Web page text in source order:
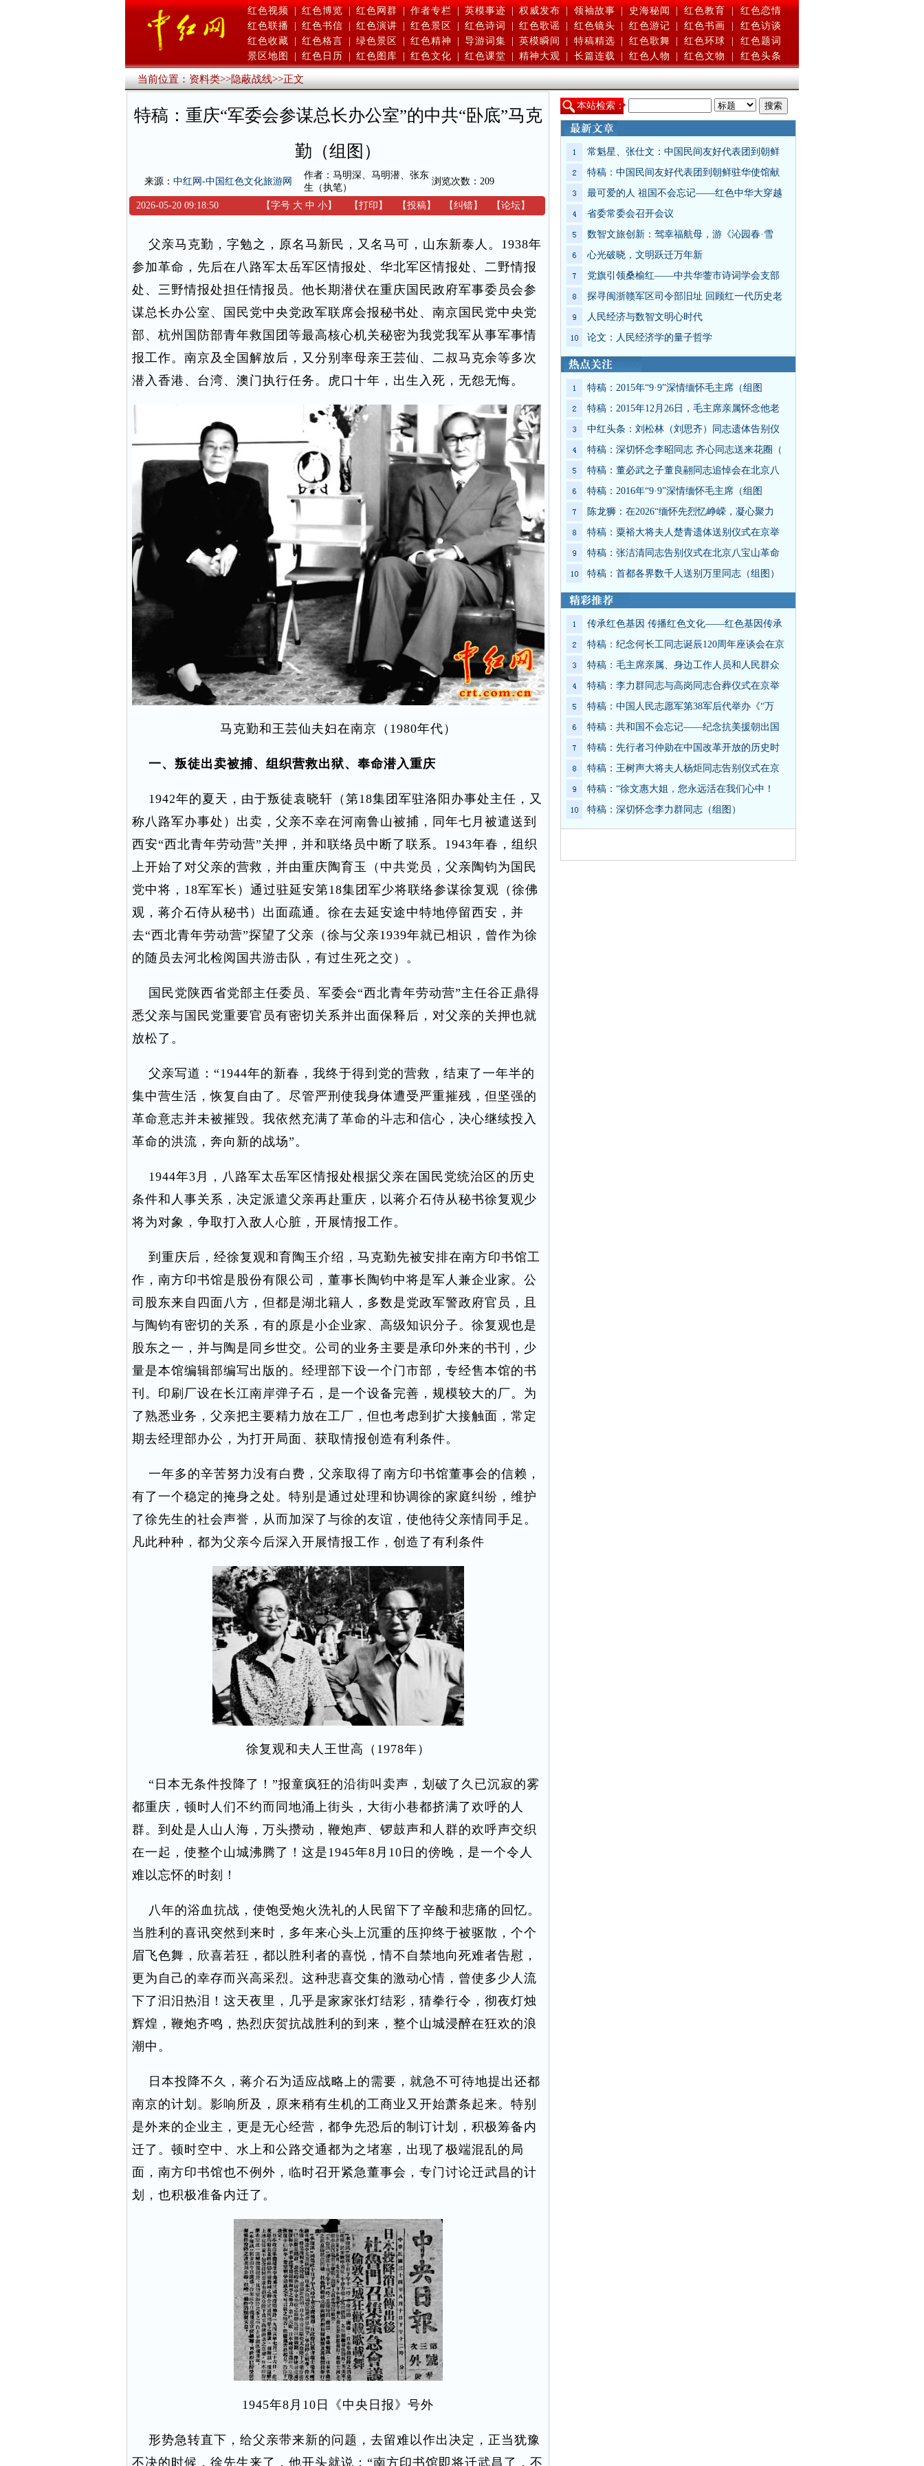
红色视频 | 红色博览 | 红色网群 | 作者专栏 | 英模事迹 | 权威发布 | 领袖故事 | 史海秘闻 | 红色教育 |
红色恋情
红色联播
红色书信 红色演讲 红色景区 红色诗词 红色歌谣 红色镜头 红色游记 红色书画
红色访谈
红色收藏
红色格言 绿色景区 红色精神 导游词集 英模瞬间 特稿精选 红色歌舞 红色环球
红色题词
景区地图
红色日历 红色图库 红色文化 红色课堂 精神大观 长篇连载 红色人物 红色文物 红色头条
当前位置：资料类>>隐蔽战线>>正文
特稿：重庆“军委会参谋总长办公室”的中共“卧底”马克
勤（组图）
来源： 中红网-中国红色文化旅游网
作者：马明深、马明潜、张东
生（执笔）
浏览次数： 209
2026-05-20 09:18:50 【字号 大 中 小】 【打印 】 【投稿】 【纠错】 【论坛】
父亲马克勤，字勉之，原名马新民，又名马可，山东新泰人。1938年
参加革命，先后在八路军太岳军区情报处、华北军区情报处、二野情报
处、三野情报处担任情报员。他长期潜伏在重庆国民政府军事委员会参
谋总长办公室、国民党中央党政军联席会报秘书处、南京国民党中央党
部、杭州国防部青年救国团等最高核心机关秘密为我党我军从事军事情
报工作。南京及全国解放后，又分别率母亲王芸仙、二叔马克余等多次
潜入香港、台湾、澳门执行任务。虎口十年，出生入死，无怨无悔。
马克勤和王芸仙夫妇在南京（1980年代）
一、叛徒出卖被捕、组织营救出狱、奉命潜入重庆
1942年的夏天，由于叛徒袁晓轩（第18集团军驻洛阳办事处主任，又
称八路军办事处）出卖，父亲不幸在河南鲁山被捕，同年七月被遣送到
西安“西北青年劳动营”关押，并和联络员中断了联系。1943年春，组织
上开始了对父亲的营救，并由重庆陶育玉（中共党员，父亲陶钧为国民
党中将，18军军长）通过驻延安第18集团军少将联络参谋徐复观（徐佛
观，蒋介石侍从秘书）出面疏通。徐在去延安途中特地停留西安，并
去“西北青年劳动营”探望了父亲（徐与父亲1939年就已相识，曾作为徐
的随员去河北检阅国共游击队，有过生死之交）。
国民党陕西省党部主任委员、军委会“西北青年劳动营”主任谷正鼎得
悉父亲与国民党重要官员有密切关系并出面保释后，对父亲的关押也就
放松了。
父亲写道：“1944年的新春，我终于得到党的营救，结束了一年半的
集中营生活，恢复自由了。尽管严刑使我身体遭受严重摧残，但坚强的
革命意志并未被摧毁。我依然充满了革命的斗志和信心，决心继续投入
革命的洪流，奔向新的战场”。
1944年3月，八路军太岳军区情报处根据父亲在国民党统治区的历史
条件和人事关系，决定派遣父亲再赴重庆，以蒋介石侍从秘书徐复观少
将为对象，争取打入敌人心脏，开展情报工作。
到重庆后，经徐复观和育陶玉介绍，马克勤先被安排在南方印书馆工
作，南方印书馆是股份有限公司，董事长陶钧中将是军人兼企业家。公
司股东来自四面八方，但都是湖北籍人，多数是党政军警政府官员，且
与陶钧有密切的关系，有的原是小企业家、高级知识分子。徐复观也是
股东之一，并与陶是同乡世交。公司的业务主要是承印外来的书刊，少
量是本馆编辑部编写出版的。经理部下设一个门市部，专经售本馆的书
刊。印刷厂设在长江南岸弹子石，是一个设备完善，规模较大的厂。为
了熟悉业务，父亲把主要精力放在工厂，但也考虑到扩大接触面，常定
期去经理部办公，为打开局面、获取情报创造有利条件。
一年多的辛苦努力没有白费，父亲取得了南方印书馆董事会的信赖，
有了一个稳定的掩身之处。特别是通过处理和协调徐的家庭纠纷，维护
了徐先生的社会声誉，从而加深了与徐的友谊，使他待父亲情同手足。
凡此种种，都为父亲今后深入开展情报工作，创造了有利条件
徐复观和夫人王世高（1978年）
“日本无条件投降了！”报童疯狂的沿街叫卖声，划破了久已沉寂的雾
都重庆，顿时人们不约而同地涌上街头，大街小巷都挤满了欢呼的人
群。到处是人山人海，万头攒动，鞭炮声、锣鼓声和人群的欢呼声交织
在一起，使整个山城沸腾了！这是1945年8月10日的傍晚，是一个令人
难以忘怀的时刻！
八年的浴血抗战，使饱受炮火洗礼的人民留下了辛酸和悲痛的回忆。
当胜利的喜讯突然到来时，多年来心头上沉重的压抑终于被驱散，个个
眉飞色舞，欣喜若狂，都以胜利者的喜悦，情不自禁地向死难者告慰，
更为自己的幸存而兴高采烈。这种悲喜交集的激动心情，曾使多少人流
下了汩汨热泪！这天夜里，几乎是家家张灯结彩，猜拳行令，彻夜灯烛
辉煌，鞭炮齐鸣，热烈庆贺抗战胜利的到来，整个山城浸醉在狂欢的浪
潮中。
日本投降不久，蒋介石为适应战略上的需要，就急不可待地提出还都
南京的计划。影响所及，原来稍有生机的工商业又开始萧条起来。特别
是外来的企业主，更是无心经营，都争先恐后的制订计划，积极筹备内
迁了。顿时空中、水上和公路交通都为之堵塞，出现了极端混乱的局
面，南方印书馆也不例外，临时召开紧急董事会，专门讨论迁武昌的计
划，也积极准备内迁了。
1945年8月10日《中央日报》号外
形势急转直下，给父亲带来新的问题，去留难以作出决定，正当犹豫
不决的时候，徐先生来了，他开头就说：“南方印书馆即将迁武昌了，不
本站检索：
常魁星、张仕文：中国民间友好代表团到朝鲜
特稿：中国民间友好代表团到朝鲜驻华使馆献
最可爱的人 祖国不会忘记——红色中华大穿越
省委常委会召开会议
数智文旅创新：驾幸福航母，游《沁园春·雪
心光破晓，文明跃迁万年新
党旗引领桑榆红——中共华蓥市诗词学会支部
探寻闽浙赣军区司令部旧址 回顾红一代历史老
人民经济与数智文明心时代
论文：人民经济学的量子哲学
特稿：2015年“9·9”深情缅怀毛主席（组图
特稿：2015年12月26日，毛主席亲属怀念他老
中红头条：刘松林（刘思齐）同志遗体告别仪
特稿：深切怀念李昭同志 齐心同志送来花圈（
特稿：董必武之子董良翮同志追悼会在北京八
特稿：2016年“9·9”深情缅怀毛主席（组图
陈龙狮：在2026“缅怀先烈忆峥嵘，凝心聚力
特稿：粟裕大将夫人楚青遗体送别仪式在京举
特稿：张洁清同志告别仪式在北京八宝山革命
特稿：首都各界数千人送别万里同志（组图）
传承红色基因 传播红色文化——红色基因传承
特稿：纪念何长工同志诞辰120周年座谈会在京
特稿：毛主席亲属、身边工作人员和人民群众
特稿：李力群同志与高岗同志合葬仪式在京举
特稿：中国人民志愿军第38军后代举办《“万
特稿：共和国不会忘记——纪念抗美援朝出国
特稿：先行者习仲勋在中国改革开放的历史时
特稿：王树声大将夫人杨炬同志告别仪式在京
特稿：“徐文惠大姐，您永远活在我们心中！
特稿：深切怀念李力群同志（组图）